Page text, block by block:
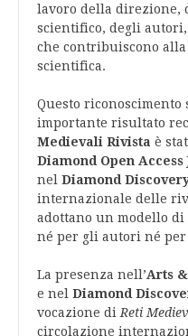
lavoro della direzione,
scientifico, degli
che contribuiscono
scientifica.
Questo
importante risultato
Medievali Rivista è
Diamond Open Access
nel Diamond
internazionale delle
adottano un modello di
né per gli autori né
La presenza nell’Arts
e nel Diamond
vocazione di Reti
circolazione